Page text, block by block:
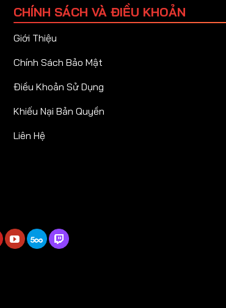
CHÍNH SÁCH VÀ ĐIỀU KHOẢN
Giới Thiệu
Chính Sách Bảo Mật
Điều Khoản Sử Dụng
Khiếu Nại Bản Quyền
Liên Hệ